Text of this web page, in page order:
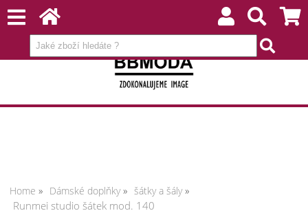
Home Dámské doplňky šátky a šály
Runmei studio šátek mod. 140